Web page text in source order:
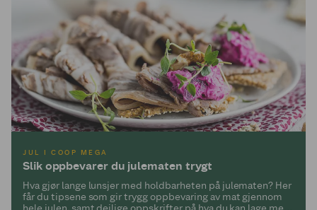
JUL I COOP MEGA
Slik oppbevarer du julematen trygt
Hva gjør lange lunsjer med holdbarheten på julematen? Her
får du tipsene som gir trygg oppbevaring av mat gjennom